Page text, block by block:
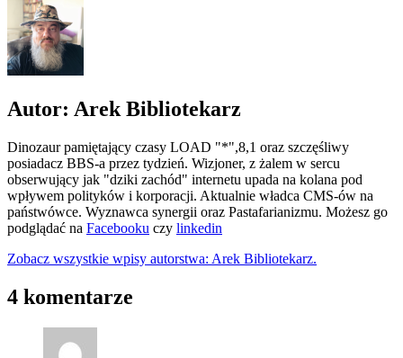
Autor: Arek Bibliotekarz
Dinozaur pamiętający czasy LOAD "*",8,1 oraz szczęśliwy
posiadacz BBS-a przez tydzień. Wizjoner, z żalem w sercu
obserwujący jak "dziki zachód" internetu upada na kolana pod
wpływem polityków i korporacji. Aktualnie władca CMS-ów na
państwówce. Wyznawca synergii oraz Pastafarianizmu. Możesz go
podglądać na Facebooku czy linkedin
Zobacz wszystkie wpisy autorstwa: Arek Bibliotekarz.
4 komentarze